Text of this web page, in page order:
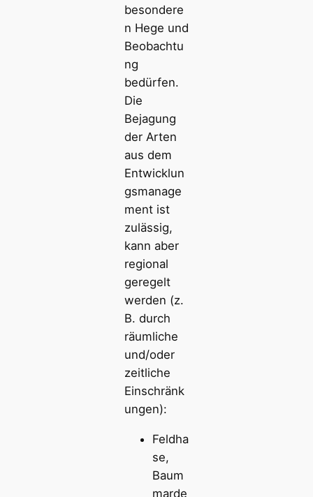
besondere
n Hege und
Beobachtu
ng
bedürfen.
Die
Bejagung
der Arten
aus dem
Entwicklun
gsmanage
ment ist
zulässig,
kann aber
regional
geregelt
werden (z.
B. durch
räumliche
und/oder
zeitliche
Einschränk
ungen):
Feldha
se,
Baum
marde